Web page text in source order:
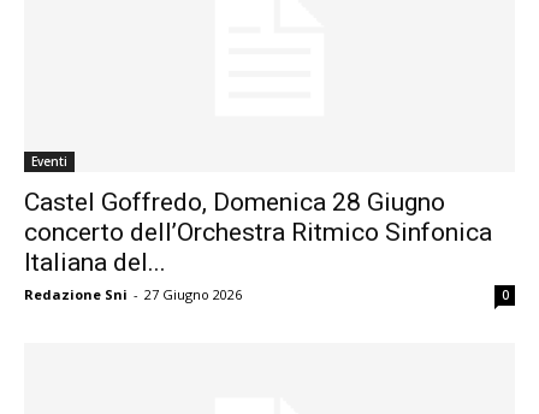
Eventi
Castel Goffredo, Domenica 28 Giugno
concerto dell’Orchestra Ritmico Sinfonica
Italiana del...
Redazione Sni - 27 Giugno 2026 0